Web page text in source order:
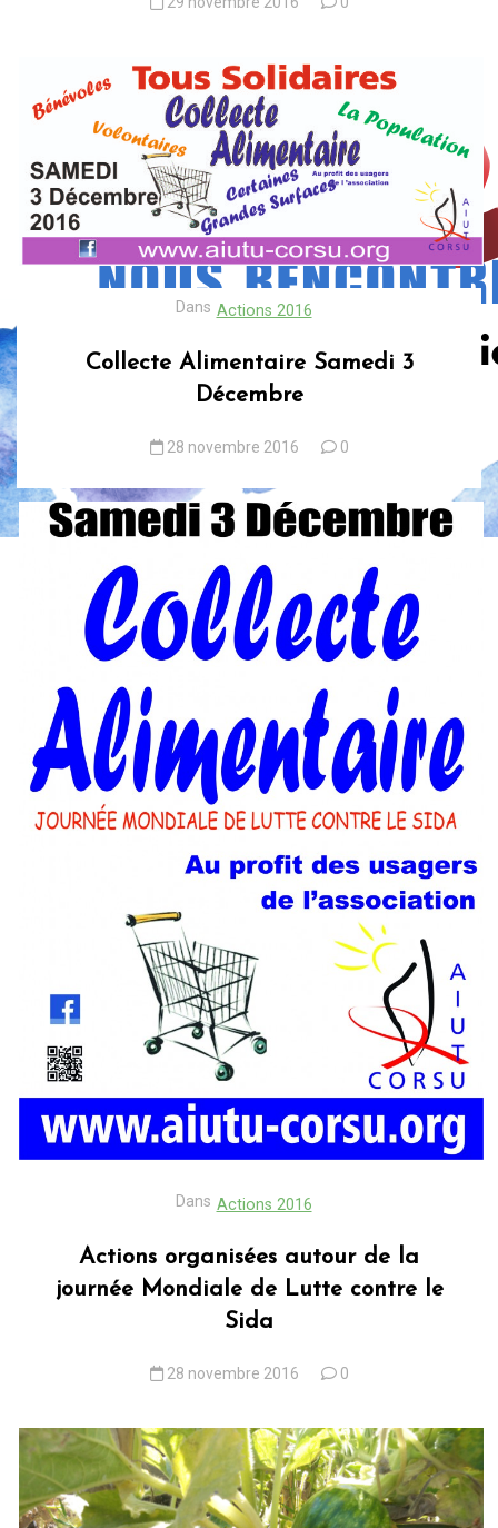
Dans Actions 2016
Collecte Alimentaire Samedi 3
Décembre
28 novembre 2016 0
Dans Actions 2016
Actions organisées autour de la
journée Mondiale de Lutte contre le
Sida
28 novembre 2016 0